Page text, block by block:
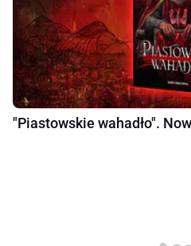
"Piastowskie wahadło".